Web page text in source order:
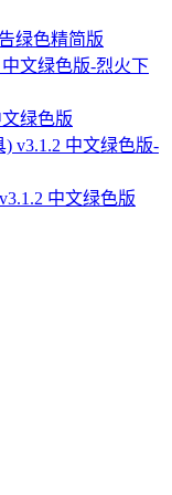
绿色精简版
绿色版
中文绿色版